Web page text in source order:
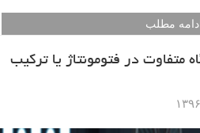
ادامه مطلب
متفاوت در فتومونتاژ یا ترکیب